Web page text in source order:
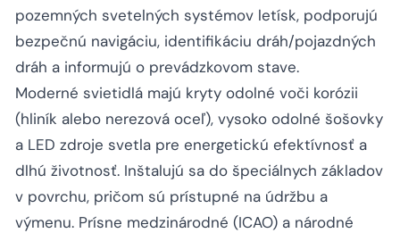
pozemných svetelných systémov letísk, podporujú
bezpečnú navigáciu, identifikáciu dráh/pojazdných
dráh a informujú o prevádzkovom stave.
Moderné svietidlá majú kryty odolné voči korózii
(hliník alebo nerezová oceľ), vysoko odolné šošovky
a LED zdroje svetla pre energetickú efektívnosť a
dlhú životnosť. Inštalujú sa do špeciálnych základov
v povrchu, pričom sú prístupné na údržbu a
výmenu. Prísne medzinárodné (ICAO) a národné